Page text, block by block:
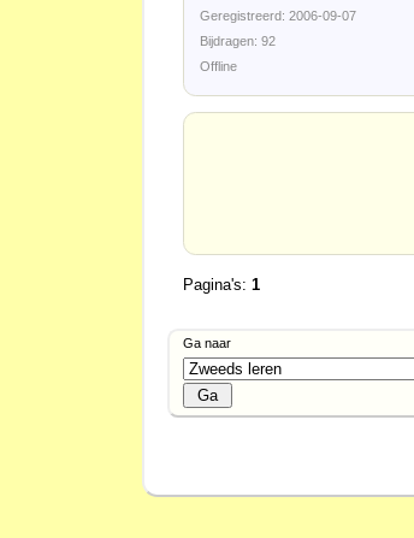
Geregistreerd: 2006-09-07
Bijdragen: 92
Offline
Pagina's: 1
Ga naar